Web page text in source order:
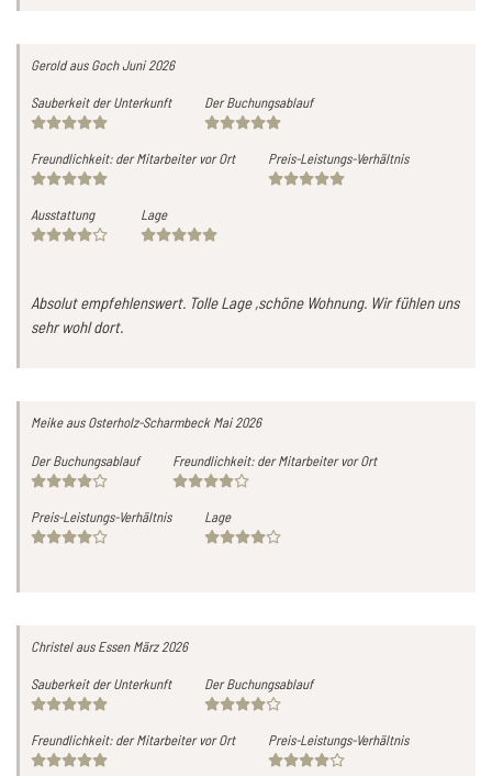
Geroldaus GochJuni 2026
Sauberkeit der Unterkunft Der Buchungsablauf
Freundlichkeit: der Mitarbeiter vor Ort Preis-Leistungs-Verhältnis
Ausstattung Lage
Absolut empfehlenswert. Tolle Lage ,schöne Wohnung. Wir fühlen uns
sehr wohl dort.
Meikeaus Osterholz-Scharmbeck Mai 2026
Der Buchungsablauf Freundlichkeit: der Mitarbeiter vor Ort
Preis-Leistungs-Verhältnis Lage
Christelaus Essen März 2026
Sauberkeit der Unterkunft Der Buchungsablauf
Freundlichkeit: der Mitarbeiter vor Ort Preis-Leistungs-Verhältnis